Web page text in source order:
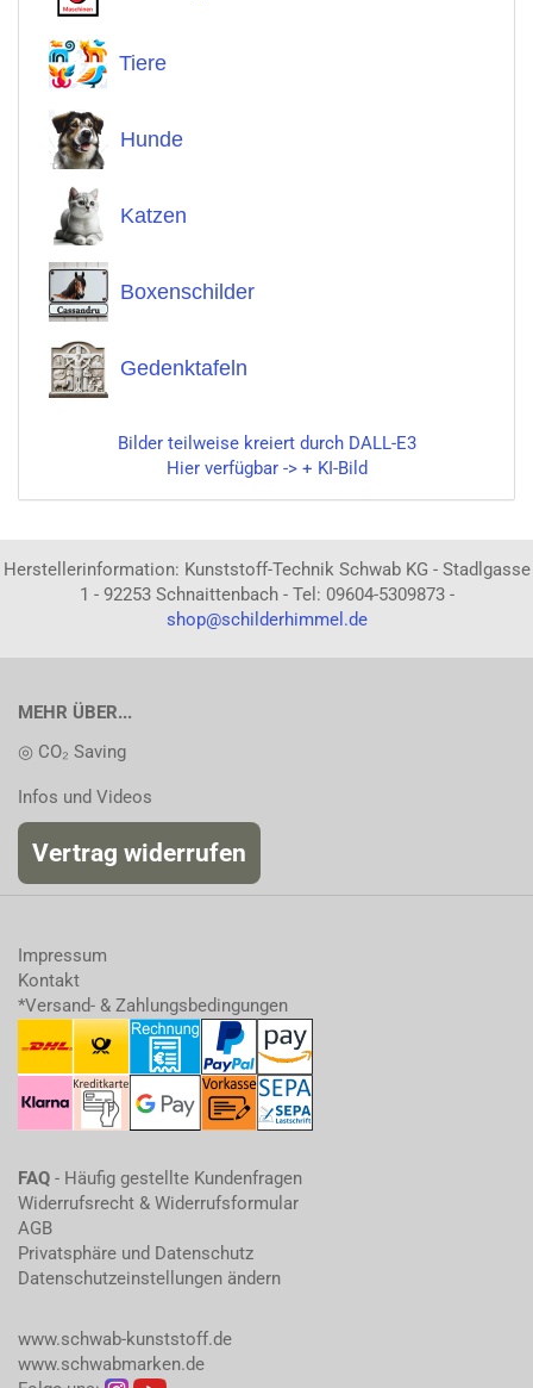
Tiere
Hunde
Katzen
Boxenschilder
Gedenktafeln
Bilder teilweise kreiert durch DALL-E3
Hier verfügbar -> + KI-Bild
Herstellerinformation: Kunststoff-Technik Schwab KG - Stadlgasse
1 - 92253 Schnaittenbach - Tel: 09604-5309873 -
shop@schilderhimmel.de
MEHR ÜBER...
◎ CO₂ Saving
Infos und Videos
Vertrag widerrufen
Impressum
Kontakt
*Versand- & Zahlungsbedingungen
FAQ - Häufig gestellte Kundenfragen
Widerrufsrecht & Widerrufsformular
AGB
Privatsphäre und Datenschutz
Datenschutzeinstellungen ändern
www.schwab-kunststoff.de
www.schwabmarken.de